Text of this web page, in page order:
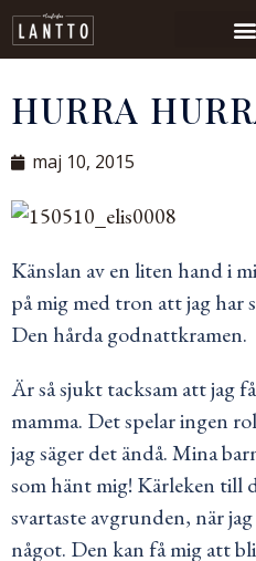
HURRA
maj 10, 2015
Känslan av en liten hand i
på mig med tron att jag har
Den hårda godnattkramen.
Är så sjukt tacksam att jag
mamma. Det spelar ingen
jag säger det ändå. Mina
som hänt mig! Kärleken till
svartaste avgrunden, när
något. Den kan få mig att